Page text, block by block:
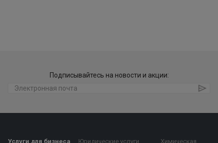
Подписывайтесь на новости и акции:
Услуги для бизнеса
Юридические услуги
Химическая